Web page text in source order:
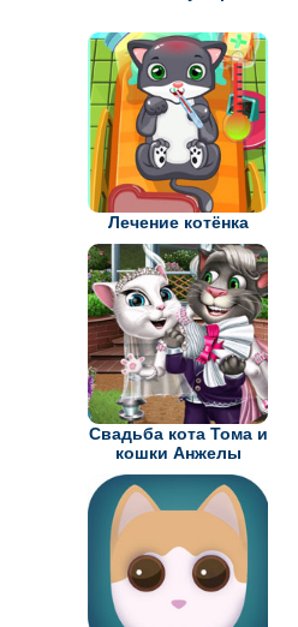
Лечение котёнка
Свадьба кота Тома и
кошки Анжелы